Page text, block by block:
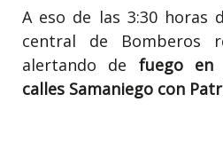
A eso de las 3:30 horas
central de Bomberos
alertando de fuego en
calles Samaniego con